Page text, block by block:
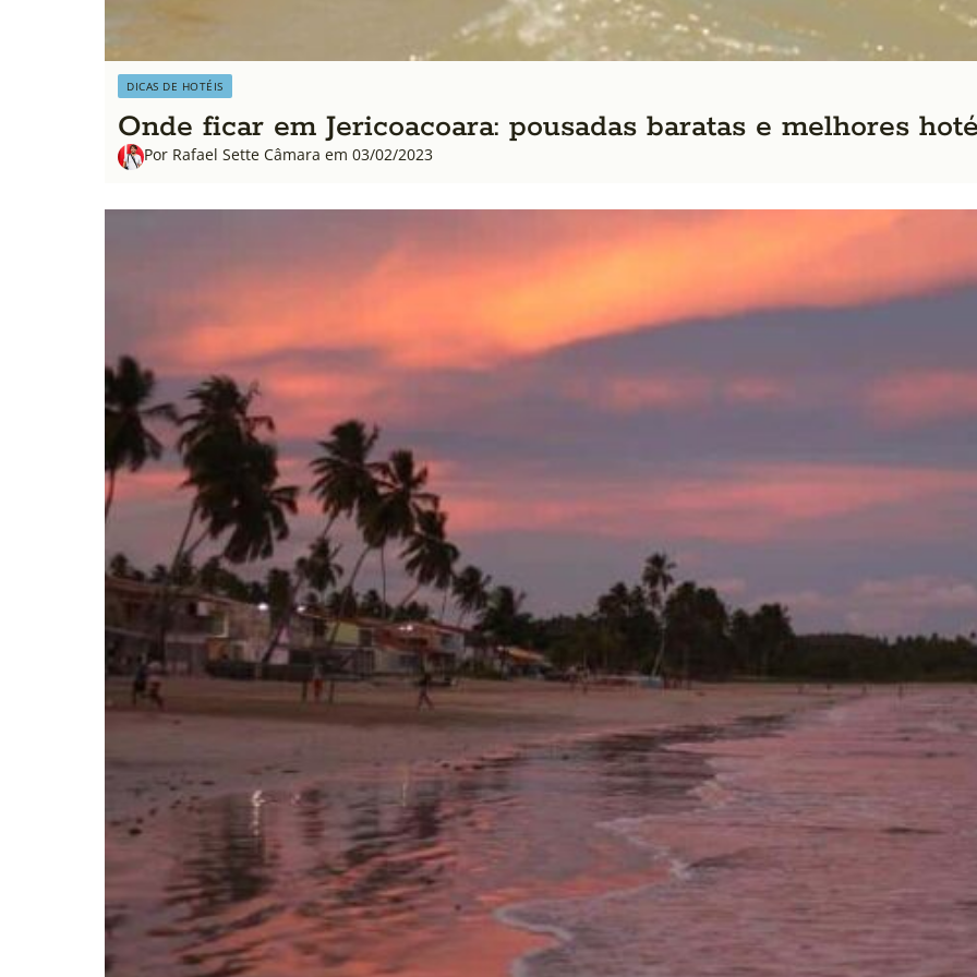
DICAS DE HOTÉIS
Onde ficar em Jericoacoara: pousadas baratas e melhores
Por Rafael Sette Câmara em 03/02/2023